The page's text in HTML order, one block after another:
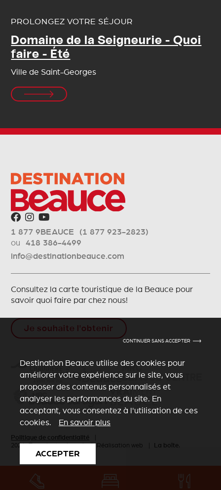
CONTINUER SANS ACCEPTER
Destination Beauce utilise des cookies pour
améliorer votre expérience sur le site, vous
proposer des contenus personnalisés et
analyser les performances du site. En
acceptant, vous consentez à l'utilisation de ces
cookies. En savoir plus
ACCEPTER
PROLONGEZ VOTRE SÉJOUR
Domaine de la Seigneurie - Quoi
faire - Été
Ville de Saint-Georges
1 877 9BEAUCE (1 877 923-2823)
ou418 386-4499
info@destinationbeauce.com
Consultez la carte touristique de la Beauce pour
savoir quoi faire par chez nous!
Je souhaite l'obtenir
Politique de confidentialité
2026 Tous droits réservés
| Réalisation web | La boîte.